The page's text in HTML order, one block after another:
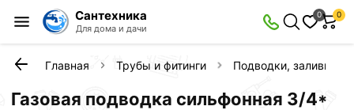
Сантехника
Для дома и дачи
0 0
Главная Трубы и фитинги Подводки, заливы,
Газовaя подводка сильфонная 3/4*